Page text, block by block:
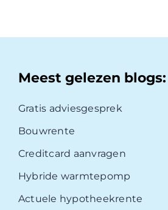
Meest gelezen blogs:
Gratis adviesgesprek
Bouwrente
Creditcard aanvragen
Hybride warmtepomp
Actuele hypotheekrente